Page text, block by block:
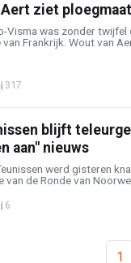
Aert ziet
Visma was zonder twijfel
van Frankrijk. Wout van
317
blijft
aan" nieuws
werd gisteren
van de Ronde van
6
1